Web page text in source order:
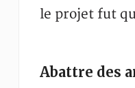
le projet fut
Abattre des